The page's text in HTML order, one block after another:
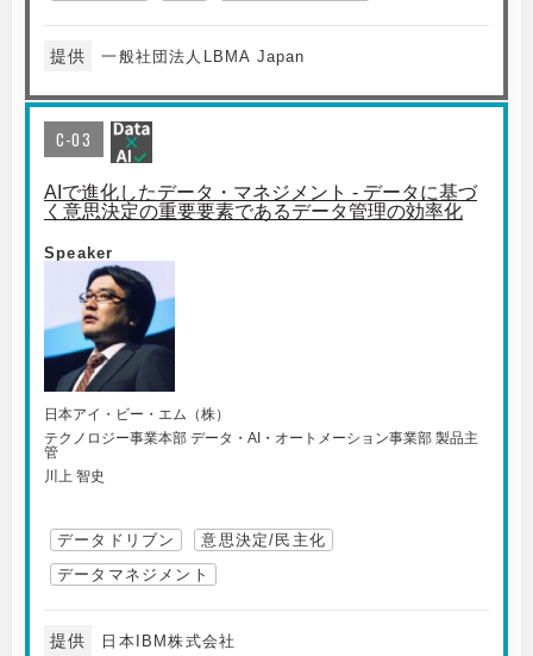
提供 一般社団法人LBMA Japan
C-03
AIで進化したデータ・マネジメント - データに基づ
く意思決定の重要要素であるデータ管理の効率化
Speaker
日本アイ・ビー・エム（株）
テクノロジー事業本部 データ・AI・オートメーション事業部 製品主
管
川上 智史
データドリブン
意思決定/民主化
データマネジメント
提供 日本IBM株式会社